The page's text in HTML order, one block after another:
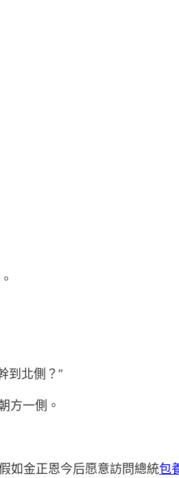
到北側？”
方一側。
如金正恩今后愿意訪問總統包